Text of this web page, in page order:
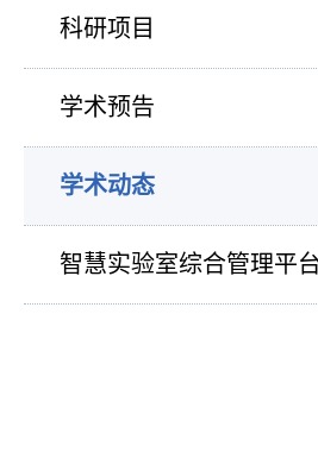
科研项目
学术预告
学术动态
智慧实验室综合管理平